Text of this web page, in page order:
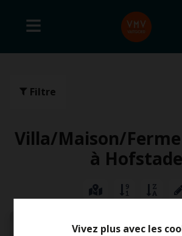
Vivez plus avec les
Filtre
Villa/Maison/
à Hofstade